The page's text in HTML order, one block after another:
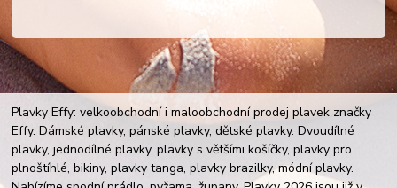
Plavky Effy: velkoobchodní i maloobchodní prodej plavek značky
Effy. Dámské plavky, pánské plavky, dětské plavky. Dvoudílné
plavky, jednodílné plavky, plavky s většími košíčky, plavky pro
plnoštíhlé, bikiny, plavky tanga, plavky brazilky, módní plavky.